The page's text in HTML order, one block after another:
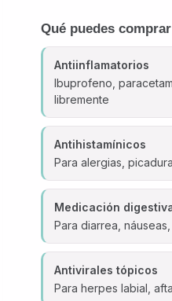
Qué puedes
Antiinflamatorios
Ibuprofeno,
libremente
Antihistamínicos
Para alergias,
Medicación
Para diarrea,
Antivirales tópicos
Para herpes labial,